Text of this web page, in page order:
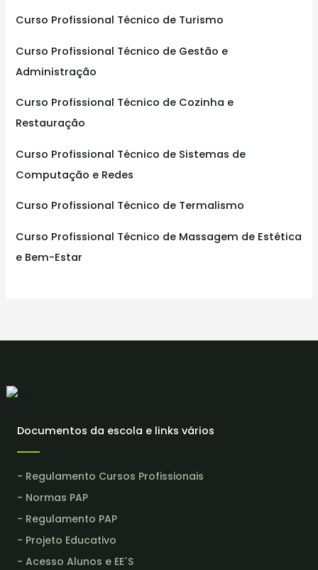
r
:
Curso Profissional Técnico de Turismo
Curso Profissional Técnico de Gestão e
Administração
Curso Profissional Técnico de Cozinha e
Restauração
Curso Profissional Técnico de Sistemas de
Computação e Redes
Curso Profissional Técnico de Termalismo
Curso Profissional Técnico de Massagem de Estética
e Bem-Estar
Documentos da escola e links vários
- Regulamento Cursos Profissionais
- Normas PAP
- Regulamento PAP
- Projeto Educativo
- Acesso Alunos e EE´S